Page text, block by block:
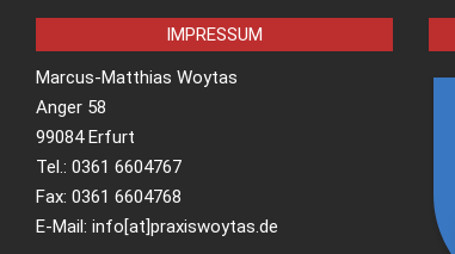
IMPRESSUM
Marcus-Matthias Woytas
Anger 58
99084 Erfurt
Tel.: 0361 6604767
Fax: 0361 6604768
E-Mail: info[at]praxiswoytas.de